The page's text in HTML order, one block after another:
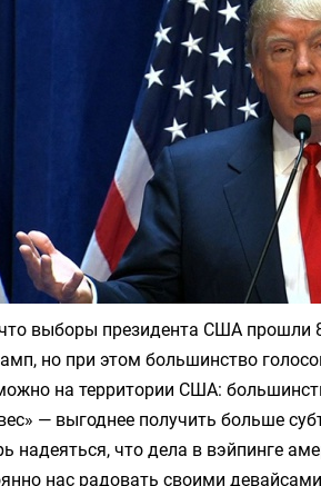
выборы президента США прошли
но при этом большинство
на территории США:
— выгоднее получить больше
надеяться, что дела в вэйпинге
нас радовать своими